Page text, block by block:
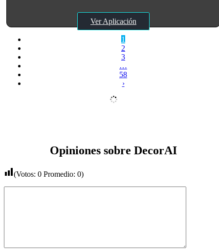
Ver Aplicación
1
2
3
…
58
›
Opiniones sobre DecorAI
(Votos: 0 Promedio: 0)